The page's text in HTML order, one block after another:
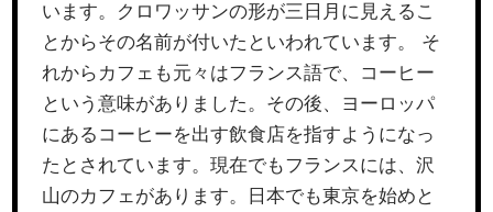
います。クロワッサンの形が三日月に見えるこ
とからその名前が付いたといわれています。 そ
れからカフェも元々はフランス語で、コーヒー
という意味がありました。その後、ヨーロッパ
にあるコーヒーを出す飲食店を指すようになっ
たとされています。現在でもフランスには、沢
山のカフェがあります。日本でも東京を始めと